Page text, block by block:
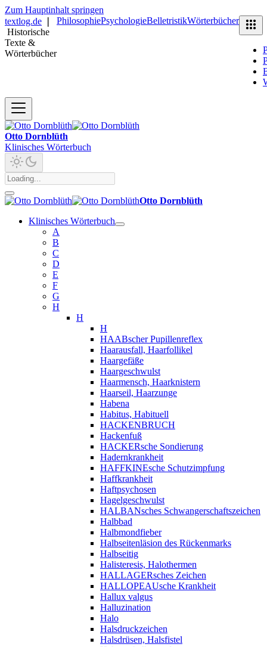
Zum Hauptinhalt springen
textlog.de
Historische
Texte &
Wörterbücher
PhilosophiePsychologieBelletristikWörterbücher
Otto Dornblüth
Klinisches Wörterbuch
Otto Dornblüth
Klinisches Wörterbuch
A
B
C
D
E
F
G
H
H
H
HAABscher Pupillenreflex
Haarausfall, Haarfollikel
Haargefäße
Haargeschwulst
Haarmensch, Haarknistern
Haarseil, Haarzunge
Habena
Habitus, Habituell
HACKENBRUCH
Hackenfuß
HACKERsche Sondierung
Hadernkrankheit
HAFFKINEsche Schutzimpfung
Haffkrankheit
Haftpsychosen
Hagelgeschwulst
HALBANsches Schwangerschaftszeichen
Halbbad
Halbmondfieber
Halbseitenläsion des Rückenmarks
Halbseitig
Halisteresis, Halothermen
HALLAGERsches Zeichen
HALLOPEAUsche Krankheit
Hallux valgus
Halluzination
Halo
Halsdruckzeichen
Halsdrüsen, Halsfistel